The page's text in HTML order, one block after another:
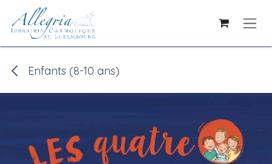
Se rendre au contenu
Enfants (8-10 ans)